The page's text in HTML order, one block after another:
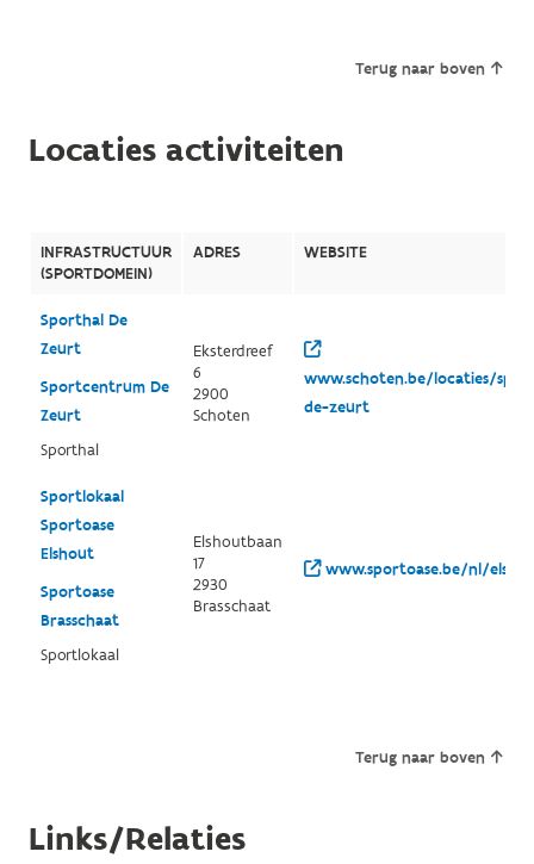
Terug naar boven
Locaties activiteiten
INFRASTRUCTUUR
(SPORTDOMEIN)
ADRES WEBSITE
Sporthal De
Zeurt
Sportcentrum De
Zeurt
Sporthal
Eksterdreef
6
2900
Schoten
www.schoten.be/locaties/
de-zeurt
Sportlokaal
Sportoase
Elshout
Sportoase
Brasschaat
Sportlokaal
Elshoutbaan
17
2930
Brasschaat
www.sportoase.be/nl/
Terug naar boven
Links/Relaties